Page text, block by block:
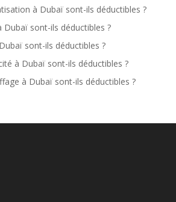
à Dubaï sont-ils déductibles ?
Dubaï sont-ils déductibles ?
sont-ils déductibles ?
à Dubaï sont-ils déductibles ?
à Dubaï sont-ils déductibles ?